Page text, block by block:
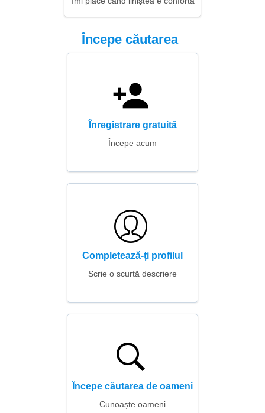
Începe căutarea
Înregistrare gratuită
Începe acum
Completează-ți profilul
Scrie o scurtă descriere
Începe căutarea de oameni
Cunoaște oameni